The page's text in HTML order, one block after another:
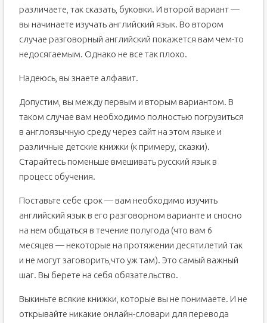
различаете, так сказать, буковки. И второй вариант —
вы начинаете изучать английский язык. Во втором
случае разговорный английский покажется вам чем-то
недосягаемым. Однако не все так плохо.
Надеюсь, вы знаете алфавит.
Допустим, вы между первым и вторым вариантом. В
таком случае вам необходимо полностью погрузиться
в англоязычную среду через сайт на этом языке и
различные детские книжки (к примеру, сказки).
Старайтесь поменьше вмешивать русский язык в
процесс обучения.
Поставьте себе срок — вам необходимо изучить
английский язык в его разговорном варианте и сносно
на нем общаться в течение полугода (что вам 6
месяцев — некоторые на протяжении десятилетий так
и не могут заговорить,что уж там). Это самый важный
шаг. Вы берете на себя обязательство.
Выкиньте всякие книжки, которые вы не понимаете. И не
открывайте никакие онлайн-словари для перевода